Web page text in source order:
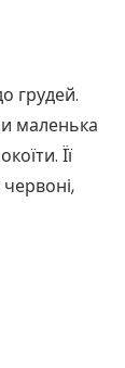
грудей.
маленька
Її